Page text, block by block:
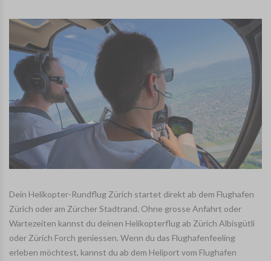
Dein Helikopter-Rundflug Zürich startet direkt ab dem Flughafen
Zürich oder am Zürcher Stadtrand. Ohne grosse Anfahrt oder
Wartezeiten kannst du deinen Helikopterflug ab Zürich Albisgütli
oder Zürich Forch geniessen. Wenn du das Flughafenfeeling
erleben möchtest, kannst du ab dem Heliport vom Flughafen